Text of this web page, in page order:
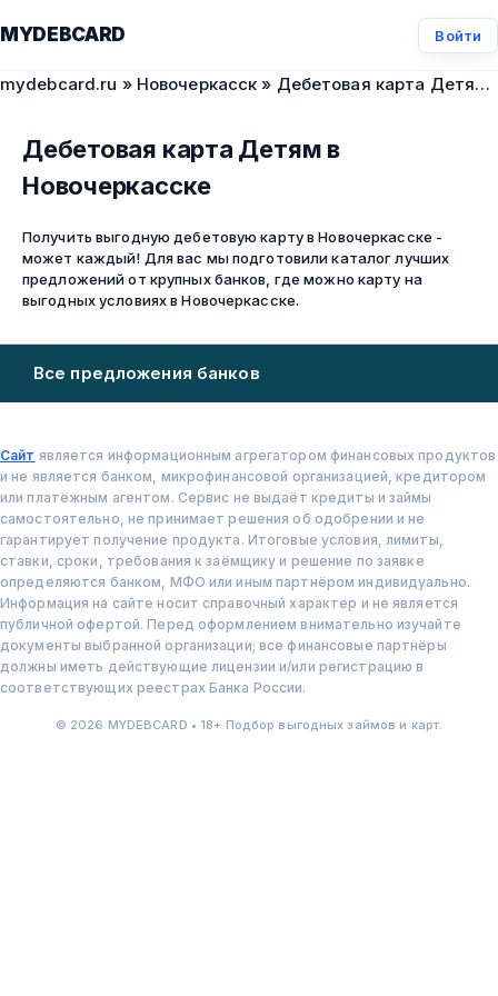
MYDEBCARD Войти
mydebcard.ru » Новочеркасск » Дебетовая карта Детям в Новочеркасске
Дебетовая карта Детям в
Новочеркасске
Получить выгодную дебетовую карту в Новочеркасске -
может каждый! Для вас мы подготовили каталог лучших
предложений от крупных банков, где можно карту на
выгодных условиях в Новочеркасске.
Все предложения банков
Сайт является информационным агрегатором финансовых продуктов
и не является банком, микрофинансовой организацией, кредитором
или платёжным агентом. Сервис не выдаёт кредиты и займы
самостоятельно, не принимает решения об одобрении и не
гарантирует получение продукта. Итоговые условия, лимиты,
ставки, сроки, требования к заёмщику и решение по заявке
определяются банком, МФО или иным партнёром индивидуально.
Информация на сайте носит справочный характер и не является
публичной офертой. Перед оформлением внимательно изучайте
документы выбранной организации; все финансовые партнёры
должны иметь действующие лицензии и/или регистрацию в
соответствующих реестрах Банка России.
© 2026 MYDEBCARD • 18+ Подбор выгодных займов и карт.